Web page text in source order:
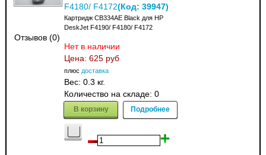
Отзывов (0)
F4180/ F4172(Код:39947)
Картридж CB334AE Black для HP
DeskJet F4190/ F4180/ F4172
Нет в наличии
Цена:625 руб
плюс доставка
Вес:0.3 кг.
Количество на складе:0
В корзину Подробнее